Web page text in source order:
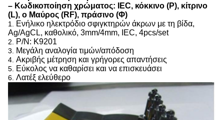
– Κωδικοποίηση χρώματος: IEC, κόκκινο (Ρ), κίτρινο
(L), ο Μαύρος (RF), πράσινο (Φ)
1.
Ενήλικο ηλεκτρόδιο σφιγκτηρών άκρων με τη βίδα,
Ag/AgCL, καθολικό, 3mm/4mm, IEC, 4pcs/set
2. P/N: K9201
3. Μεγάλη αναλογία τιμών/απόδοση
4. Ακριβής μέτρηση και γρήγορες απαντήσεις
5. Εύκολος να καθαρίσει και να επισκευάσει
6. Λατέξ ελεύθερο